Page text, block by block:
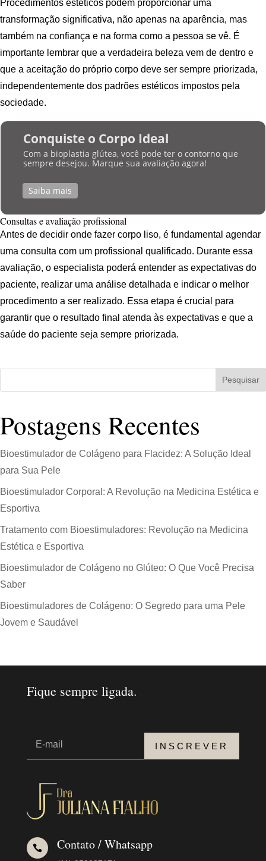
Procedimentos estéticos podem proporcionar uma
transformação significativa, não apenas na aparência, mas
também na confiança e na forma como a pessoa se vê. É
importante lembrar que a verdadeira beleza vem de dentro e
que a aceitação do próprio corpo deve ser sempre priorizada,
independentemente dos padrões estéticos impostos pela
sociedade.
Conquiste o Corpo Ideal
Com a bioplastia glútea, você pode ter o contorno que
sempre desejou. Marque sua avaliação agora!
Saiba mais
Consultas e avaliação profissional
Antes de decidir onde fazer corpo liso, é fundamental agendar
uma consulta com um profissional qualificado. Durante essa
avaliação, o especialista poderá entender as expectativas do
paciente, realizar uma análise detalhada e indicar o melhor
procedimento a ser realizado. Essa etapa é crucial para
garantir que o resultado final atenda às expectativas e que a
saúde do paciente seja sempre priorizada.
Pesquisar
Postagens Recentes
Bioestimulador de Colágeno para Flacidez: A Solução Ideal
para Sua Pele
Bioestimulador Corporal: A Revolução na Medicina Estética e
Esportiva
Tratamento com Bioestimuladores: Revolução na Medicina
Estética e Esportiva
Bioestimulador de Colágeno no Glúteo: O Que Você Precisa
Saber
Bioestimuladores de Colágeno: O Segredo para uma Pele
Jovem e Saudável
Fique sempre ligada.
INSCREVER
 Contato / Whatsapp